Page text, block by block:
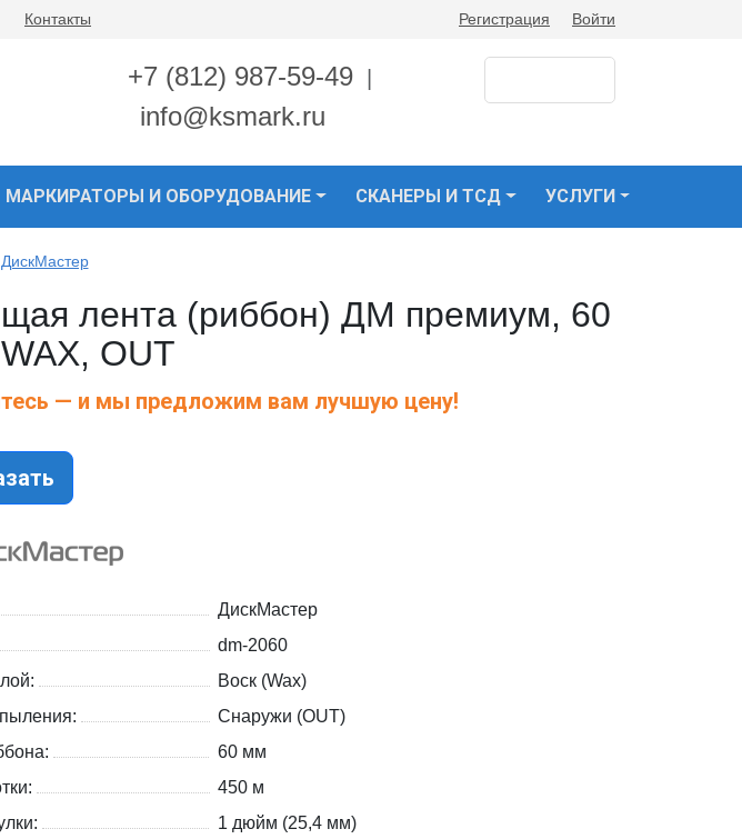
Контакты Регистрация Войти
+7 (812) 987-59-49
info@ksmark.ru
МАРКИРАТОРЫ И ОБОРУДОВАНИЕ СКАНЕРЫ И ТСД УСЛУГИ
ДискМастер
лента (риббон) ДМ премиум, 60
OUT
— и мы предложим вам лучшую цену!
ДискМастер
dm-2060
Воск (Wax)
Снаружи (OUT)
60 мм
450 м
1 дюйм (25,4 мм)